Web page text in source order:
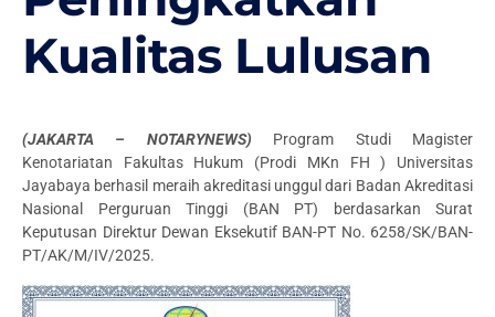
Kualitas Lulusan
(JAKARTA – NOTARYNEWS) Program Studi Magister
Kenotariatan Fakultas Hukum (Prodi MKn FH ) Universitas
Jayabaya berhasil meraih akreditasi unggul dari Badan Akreditasi
Nasional Perguruan Tinggi (BAN PT) berdasarkan Surat
Keputusan Direktur Dewan Eksekutif BAN-PT No. 6258/SK/BAN-
PT/AK/M/IV/2025.